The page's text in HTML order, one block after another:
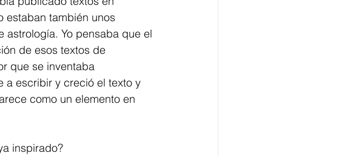
estaban también unos
astrología. Yo pensaba que el
de esos textos de
que se inventaba
a escribir y creció el texto y
como un elemento en
inspirado?